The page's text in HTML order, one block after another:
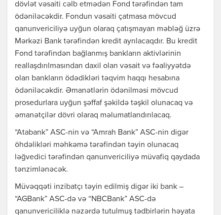
dövlət vəsaiti cəlb etmədən Fond tərəfindən tam
ödəniləcəkdir. Fondun vəsaiti çatmasa mövcud
qanunvericiliyə uyğun olaraq çatışmayan məbləğ üzrə
Mərkəzi Bank tərəfindən kredit ayrılacaqdır. Bu kredit
Fond tərəfindən bağlanmış bankların aktivlərinin
reallaşdırılmasından daxil olan vəsait və fəaliyyətdə
olan bankların ödədikləri təqvim haqqı hesabına
ödəniləcəkdir. Əmanətlərin ödənilməsi mövcud
prosedurlara uyğun şəffaf şəkildə təşkil olunacaq və
əmanətçilər dövri olaraq məlumatlandırılacaq.
“Atabank” ASC-nin və “Amrah Bank” ASC-nin digər
öhdəlikləri məhkəmə tərəfindən təyin olunacaq
ləğvedici tərəfindən qanunvericiliyə müvafiq qaydada
tənzimlənəcək.
Müvəqqəti inzibatçı təyin edilmiş digər iki bank –
“AGBank” ASC-də və “NBCBank” ASC-də
qanunvericiliklə nəzərdə tutulmuş tədbirlərin həyata